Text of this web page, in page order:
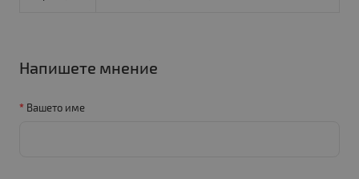
Напишете мнение
Вашето име